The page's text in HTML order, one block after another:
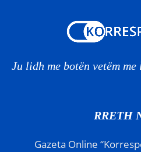
Ju lidh me botën vetëm
RRETH
Gazeta Online